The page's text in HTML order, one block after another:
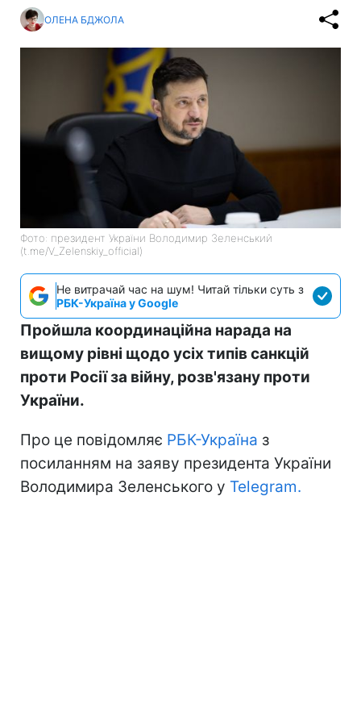
ОЛЕНА БДЖОЛА
Фото: президент України Володимир Зеленський
(t.me/V_Zelenskiy_official)
Не витрачай час на шум! Читай тільки суть з
РБК-Україна у Google
Пройшла координаційна нарада на
вищому рівні щодо усіх типів санкцій
проти Росії за війну, розв'язану проти
України.
Про це повідомляє РБК-Україна з
посиланням на заяву президента України
Володимира Зеленського у Telegram.